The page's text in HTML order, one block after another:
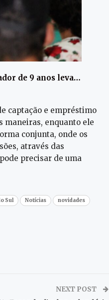
de 9 anos leva…
captação e empréstimo
maneiras, enquanto ele
conjunta, onde os
através das
precisar de uma
Sul Notícias
novidades
NEXT POST